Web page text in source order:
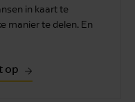
in kaart te
manier te delen. En
op